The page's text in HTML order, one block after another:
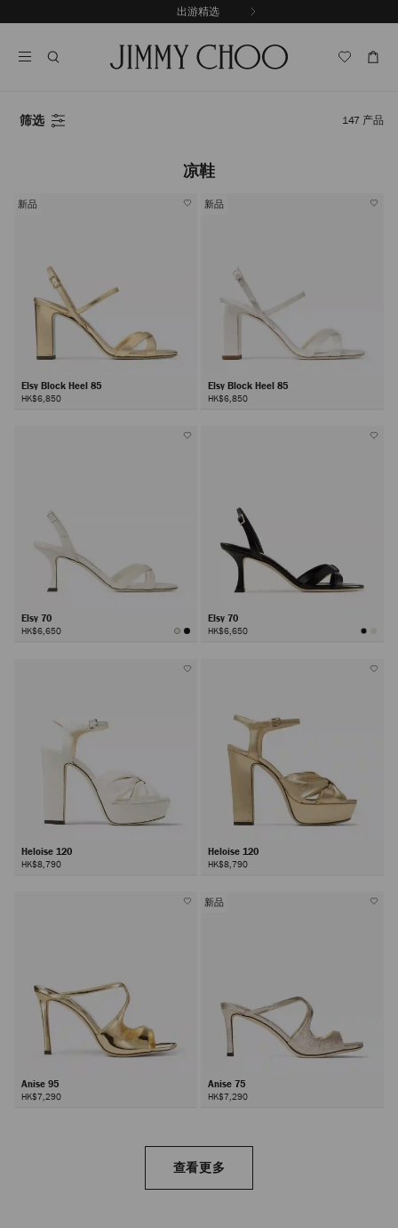
至
出游精选
筛选 147 产品
凉鞋
新品
Elsy Block Heel 85
HK$6,850
新品
Elsy Block Heel 85
HK$6,850
Elsy 70
HK$6,650
Elsy 70
HK$6,650
Heloise 120
HK$8,790
Heloise 120
HK$8,790
Anise 95
HK$7,290
新品
Anise 75
HK$7,290
查看更多